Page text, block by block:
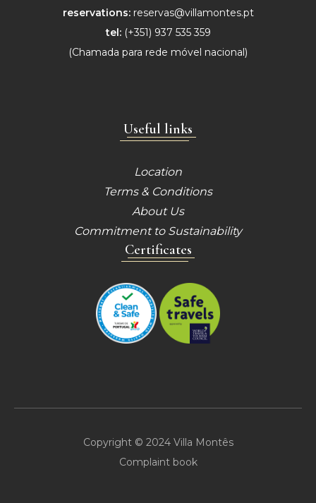
reservations: reservas@villamontes.pt
tel:(+351) 937 535 359
(Chamada para rede móvel nacional)
Useful links
Location
Terms & Conditions
About Us
Commitment to Sustainability
Certificates
Copyright © 2024 Villa Montês
Complaint book